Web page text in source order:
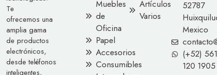
Te
ofrecemos una
amplia gama
de productos
electrónicos,
desde teléfonos
inteligentes,
Muebles
de
Oficina
Papel
Accesorios
Consumibles
Artículos
Varios
52787
Mexico
(+52) 561
120 1905